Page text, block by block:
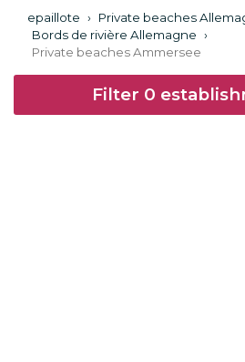
epaillote › Private beaches
Bords de rivière Allemagne ›
Private beaches Ammersee
Filter 0